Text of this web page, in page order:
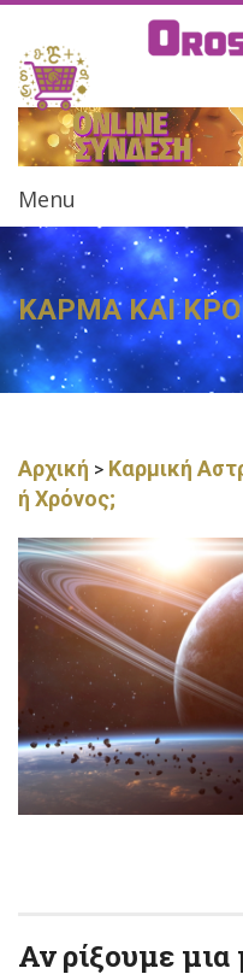
Menu
ΚΑΡΜΑ ΚΑΙ
Αρχική > Καρμική
ή Χρόνος;
Αν ρίξουμε